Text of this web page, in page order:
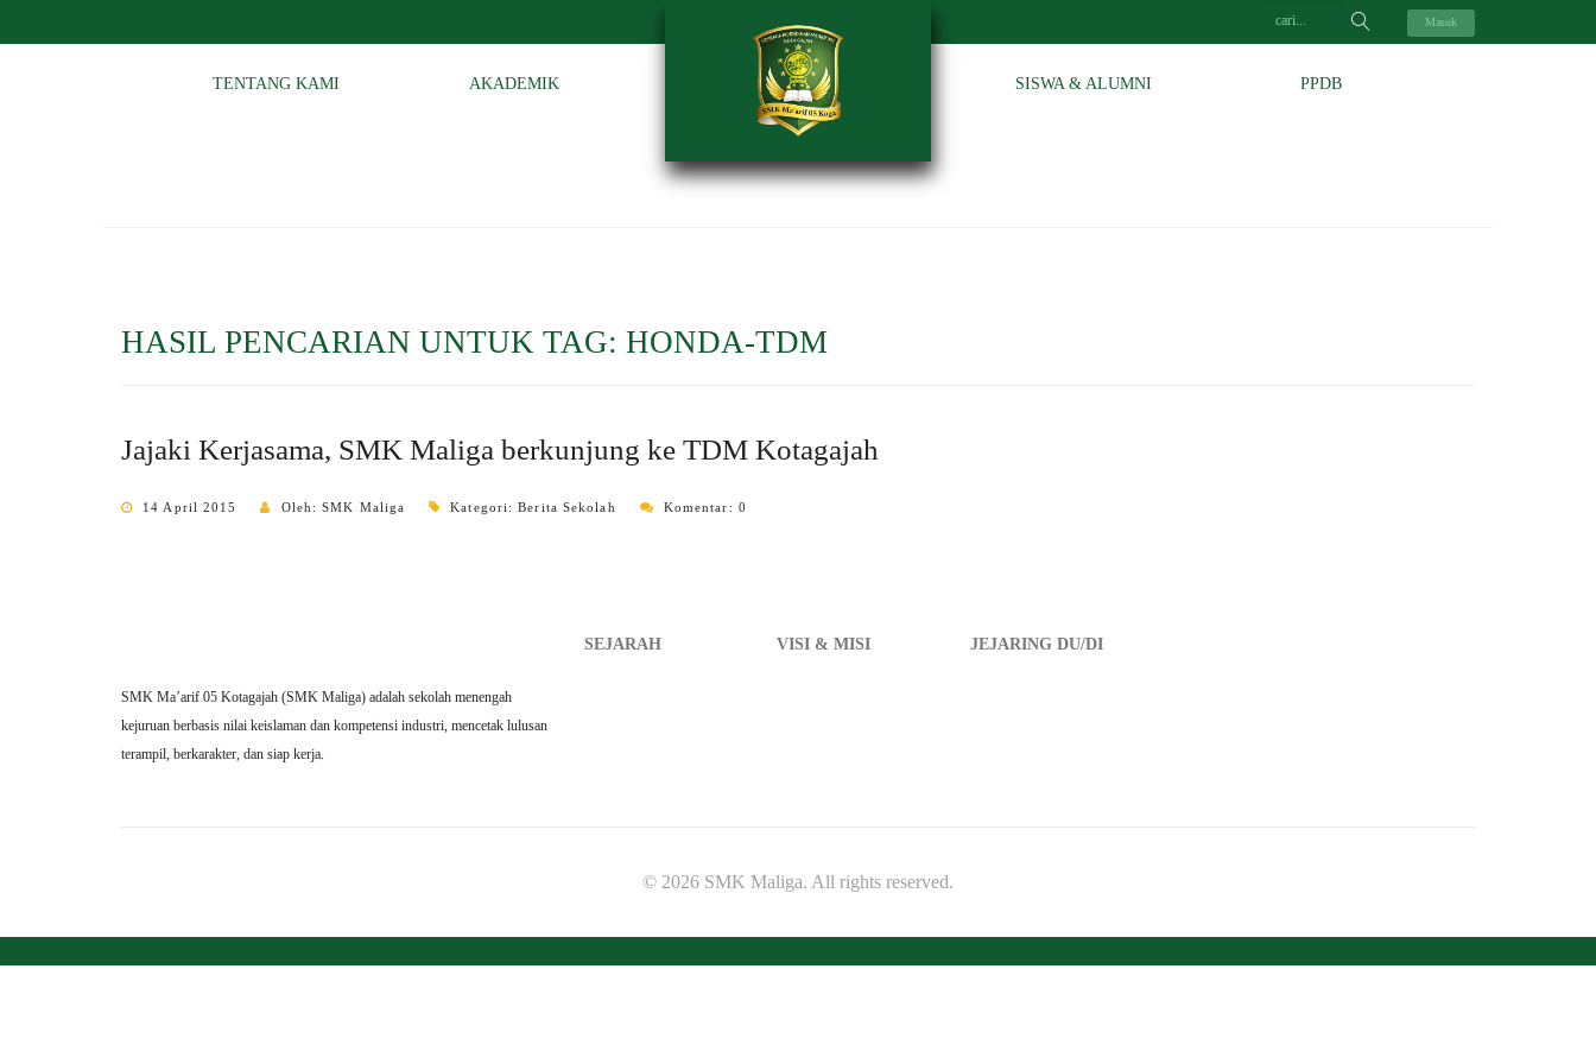
Masuk
TENTANG KAMI AKADEMIK SISWA & ALUMNI PPDB
HASIL PENCARIAN UNTUK TAG: HONDA-TDM
Jajaki Kerjasama, SMK Maliga berkunjung ke TDM Kotagajah
14 April 2015 Oleh: SMK Maliga Kategori:Berita Sekolah Komentar: 0
SMK Ma’arif 05 Kotagajah (SMK Maliga) adalah sekolah menengah
kejuruan berbasis nilai keislaman dan kompetensi industri, mencetak lulusan
terampil, berkarakter, dan siap kerja.
SEJARAH VISI & MISI JEJARING DU/DI
© 2026 SMK Maliga. All rights reserved.